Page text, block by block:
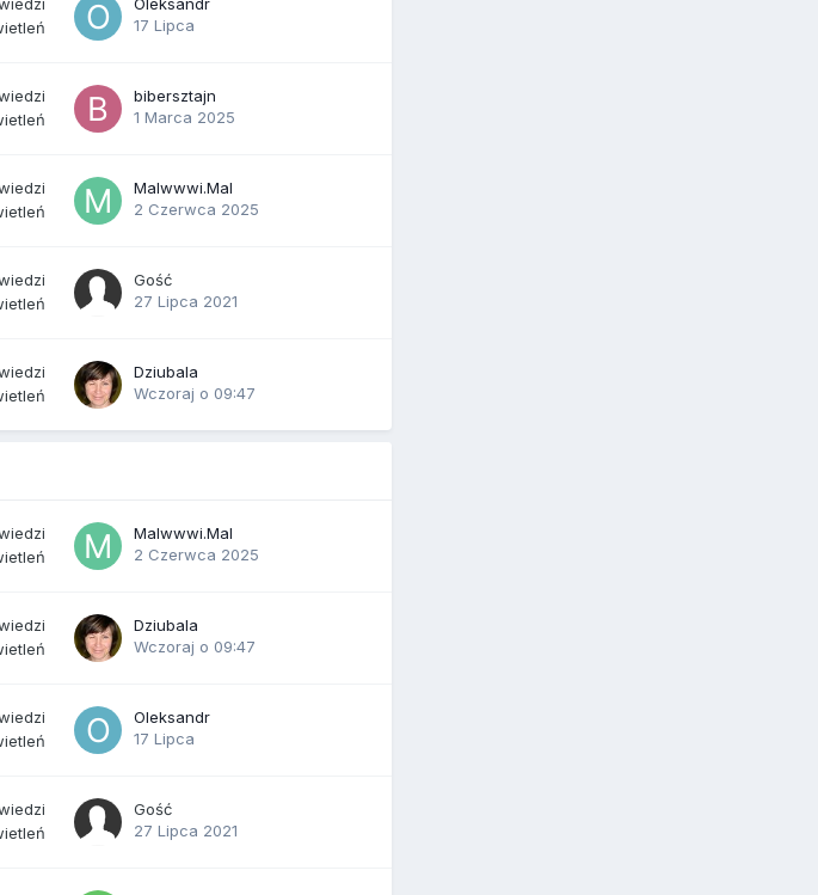
Oleksandr
17 Lipca
bibersztajn
1 Marca 2025
Malwwwi.Mal
2 Czerwca 2025
Gość
27 Lipca 2021
Dziubala
Wczoraj o 09:47
Malwwwi.Mal
2 Czerwca 2025
Dziubala
Wczoraj o 09:47
Oleksandr
17 Lipca
Gość
27 Lipca 2021